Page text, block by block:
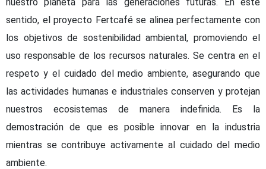
sentido, el proyecto Fertcafé se alinea perfectamente con
los objetivos de sostenibilidad ambiental, promoviendo el
uso responsable de los recursos naturales. Se centra en el
respeto y el cuidado del medio ambiente, asegurando que
las actividades humanas e industriales conserven y protejan
nuestros ecosistemas de manera indefinida. Es la
demostración de que es posible innovar en la industria
mientras se contribuye activamente al cuidado del medio
ambiente.